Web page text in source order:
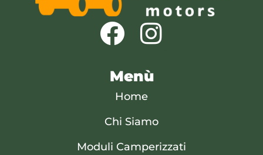
Menù
Home
Chi Siamo
Moduli Camperizzati